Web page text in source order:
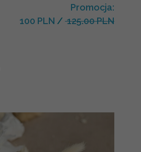
Promocja:
100 PLN / 125.00 PLN